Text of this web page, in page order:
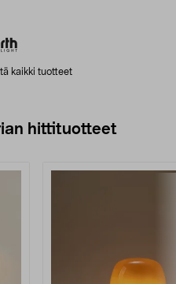
kaikki tuotteet
hittituotteet